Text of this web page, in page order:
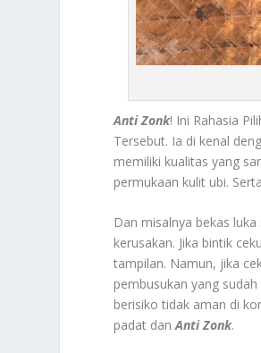
Anti Zonk! Ini Rahasia
Tersebut. Ia di kenal
memiliki kualitas yang
permukaan kulit ubi.
Dan misalnya bekas
kerusakan. Jika bintik
tampilan. Namun, jika
pembusukan yang
berisiko tidak aman di
padat danAnti Zonk.